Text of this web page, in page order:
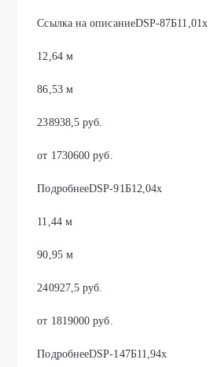
Ссылка на описаниеDSP-87Б11,01х
12,64 м
86,53 м
238938,5 руб.
от 1730600 руб.
ПодробнееDSP-91Б12,04х
11,44 м
90,95 м
240927,5 руб.
от 1819000 руб.
ПодробнееDSP-147Б11,94х